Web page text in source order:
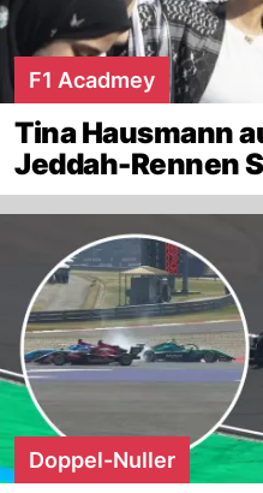
F1 Acadmey
Tina Hausmann
Jeddah-Rennen
Doppel-Nuller